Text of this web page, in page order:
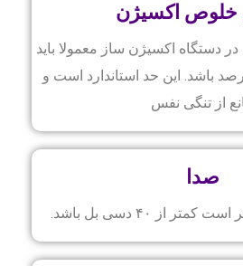
خلوص اکسیژن
دستگاه اکسیژن ساز معمولا باید
۹۳ درصد تا ۹۵ درصد باشد. این حد استاندارد است و
از تنگی نفس
صدا
از ۴۰ دسی بل باشد.